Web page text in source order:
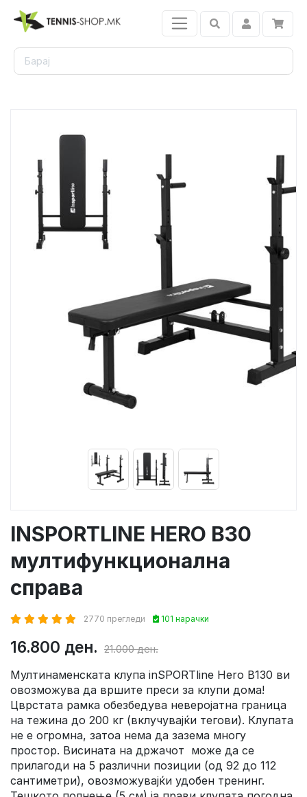
INSPORTLINE HERO B30
мултифункционална
справа
2770 прегледи 101 нарачки
16.800 ден. 21.000 ден.
Мултинаменската клупа inSPORTline Hero B130 ви
овозможува да вршите преси за клупи дома!
Цврстата рамка обезбедува неверојатна граница
на тежина до 200 кг (вклучувајќи тегови). Клупата
не е огромна, затоа нема да зазема многу
простор. Висината на држачот може да се
прилагоди на 5 различни позиции (од 92 до 112
сантиметри), овозможувајќи удобен тренинг.